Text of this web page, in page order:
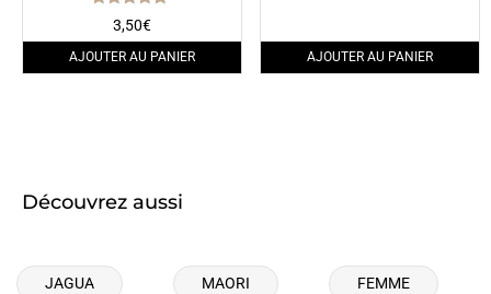
Note
5.00
sur 5
3,50€
AJOUTER AU PANIER AJOUTER AU PANIER
Découvrez aussi
JAGUA MAORI FEMME